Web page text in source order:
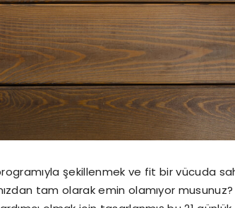
şekillenmek ve fit bir vücuda
tam olarak emin olamıyor